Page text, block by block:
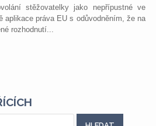
stěžovatelky jako nepřípustné ve
aplikace práva EU s odůvodněním, že na
rozhodnutí...